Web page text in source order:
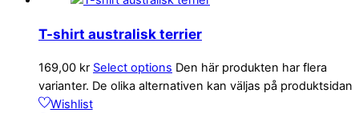
T-shirt australisk terrier
169,00 kr Select options Den här produkten har flera
varianter. De olika alternativen kan väljas på produktsidan
Wishlist